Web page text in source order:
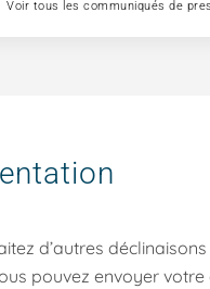
Voir tous les communiqués de
d’autres
pouvez envoyer